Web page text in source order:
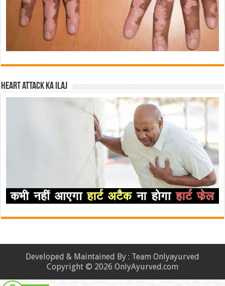
Heart attack ka ilaj
Developed & Maintained By : Team Onlyayurved
Copyright © 2026 OnlyAyurved.com